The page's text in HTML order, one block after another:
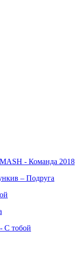
- Команда 2018
– Подруга
С тобой